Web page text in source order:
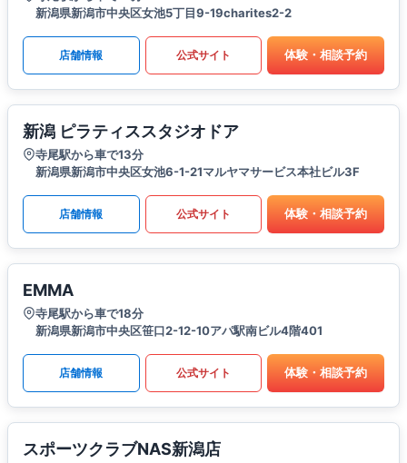
新潟県新潟市中央区女池5丁目9-19charites2-2
店舗情報 公式サイト 体験・相談予約
新潟 ピラティススタジオドア
寺尾駅から車で13分
新潟県新潟市中央区女池6-1-21マルヤマサービス本社ビル3F
店舗情報 公式サイト 体験・相談予約
EMMA
寺尾駅から車で18分
新潟県新潟市中央区笹口2-12-10アパ駅南ビル4階401
店舗情報 公式サイト 体験・相談予約
スポーツクラブNAS新潟店